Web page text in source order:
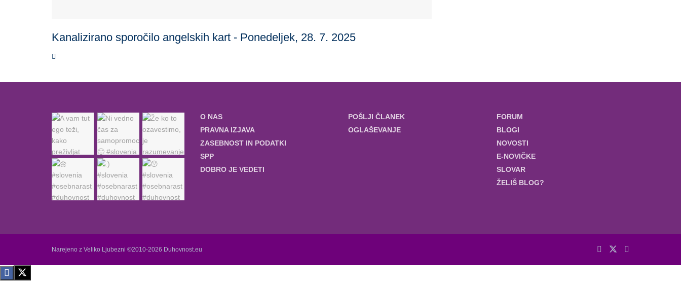
Kanalizirano sporočilo angelskih kart - Ponedeljek, 28. 7. 2025
O NAS
PRAVNA IZJAVA
ZASEBNOST IN PODATKI
SPP
DOBRO JE VEDETI
POŠLJI ČLANEK
OGLAŠEVANJE
FORUM
BLOGI
NOVOSTI
E-NOVIČKE
SLOVAR
ŽELIŠ BLOG?
Narejeno z Veliko Ljubezni ©2010-2026 Duhovnost.eu